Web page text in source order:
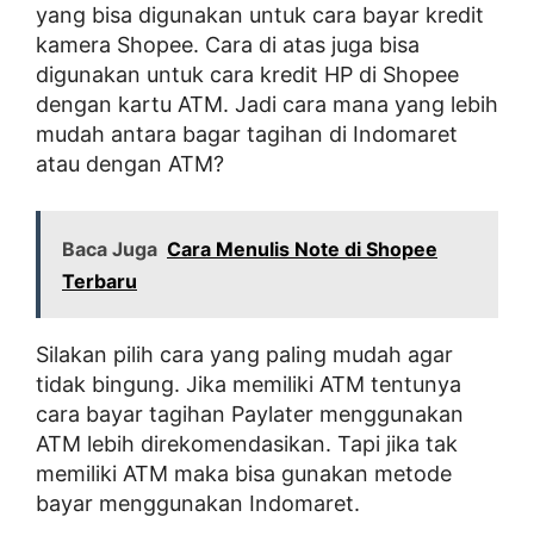
yang bisa digunakan untuk cara bayar kredit
kamera Shopee. Cara di atas juga bisa
digunakan untuk cara kredit HP di Shopee
dengan kartu ATM. Jadi cara mana yang lebih
mudah antara bagar tagihan di Indomaret
atau dengan ATM?
Baca Juga Cara Menulis Note di Shopee
Terbaru
Silakan pilih cara yang paling mudah agar
tidak bingung. Jika memiliki ATM tentunya
cara bayar tagihan Paylater menggunakan
ATM lebih direkomendasikan. Tapi jika tak
memiliki ATM maka bisa gunakan metode
bayar menggunakan Indomaret.